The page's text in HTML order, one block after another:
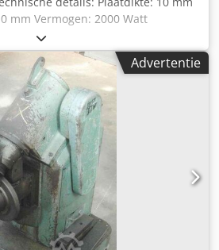
mm Vermogen: 2000 Watt
met 4 meter kabel
kg Afmetingen machine: L: 550 x B:
Ngfqe Abgsa
OF PLAATSCHAAR
Scheiden en uitsnijden
Materiaaldikte is afhankelijk
10 mm) Gereedschap = ondermes
(stempel) Optioneel met accessoires
euro
Advertentie